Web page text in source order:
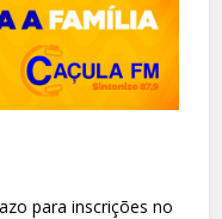
para inscrições no